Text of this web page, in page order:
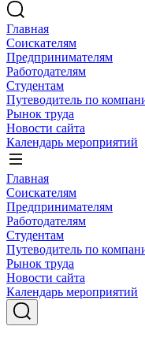
Главная
Соискателям
Предпринимателям
Работодателям
Студентам
Путеводитель по
Рынок труда
Новости сайта
Календарь мероприятий
Главная
Соискателям
Предпринимателям
Работодателям
Студентам
Путеводитель по
Рынок труда
Новости сайта
Календарь мероприятий